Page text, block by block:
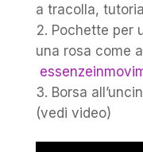
a tracolla,
Pochette per
una rosa come
Borsa
(vedi video)